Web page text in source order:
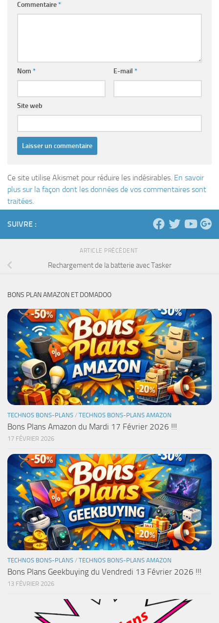
Commentaire*
Nom * E-mail *
Site web
Ce site utilise Akismet pour réduire les indésirables. En savoir
plus sur la façon dont les données de vos commentaires sont
traitées.
SUIVRE :
ARTICLE PRÉCÉDENT
Rechargement de la batterie avec Tasker
BONS PLAN AMAZON ET DOMADOO
TECHNOS BONS-PLANS / TECHNOS BONS-PLANS AMAZON
Bons Plans Amazon du Mardi 17 Février 2026 !!!
17 FÉVRIER 2026
TECHNOS BONS-PLANS / TECHNOS BONS-PLANS AMAZON
Bons Plans Geekbuying du Vendredi 13 Février 2026 !!!
13 FÉVRIER 2026